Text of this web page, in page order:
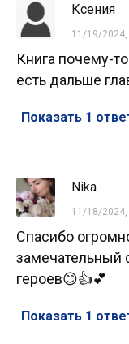
Ксения
11/19/2024,
Книга почему-
есть дальше
Показать 1
Nika
11/18/2024,
Спасибо
героев😊👍💕
Показать 1